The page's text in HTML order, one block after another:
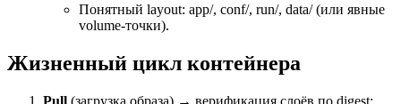
Понятный layout: app/, conf/, run/, data/ (или явные
volume-точки).
Жизненный цикл контейнера
Pull (загрузка образа) → верификация слоёв по digest;